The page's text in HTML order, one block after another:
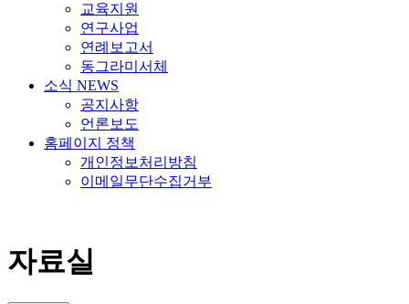
교육지원
연구사업
연례보고서
동그라미서체
소식 NEWS
공지사항
언론보도
홈페이지 정책
개인정보처리방침
이메일무단수집거부
자료실